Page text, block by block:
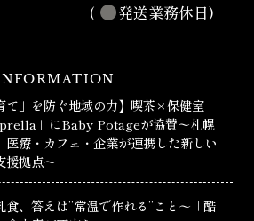
(
発送業務休日)
て」を防ぐ地域の力】喫茶×保健室
」にBaby Potageが協賛〜札幌
医療・カフェ・企業が連携した新しい
援拠点〜
食、答えは”常温で作れる”こと〜「酷